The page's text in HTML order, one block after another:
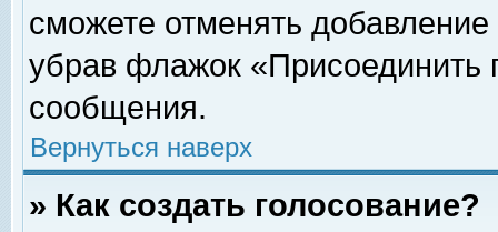
сможете отменять
убрав флажок «Присоединить
сообщения.
Вернуться наверх
» Как создать голосование?